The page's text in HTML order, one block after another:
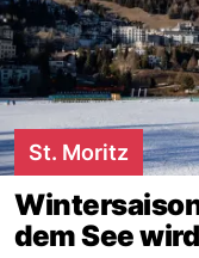
St. Moritz
dem See